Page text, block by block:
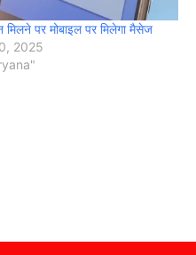
मिलने पर मोबाइल पर मिलेगा मैसेज
2025